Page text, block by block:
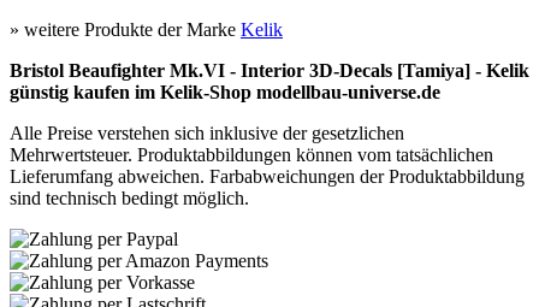
» weitere Produkte der Marke Kelik
Bristol Beaufighter Mk.VI - Interior 3D-Decals [Tamiya] - Kelik
günstig kaufen im Kelik-Shop modellbau-universe.de
Alle Preise verstehen sich inklusive der gesetzlichen
Mehrwertsteuer. Produktabbildungen können vom tatsächlichen
Lieferumfang abweichen. Farbabweichungen der Produktabbildung
sind technisch bedingt möglich.